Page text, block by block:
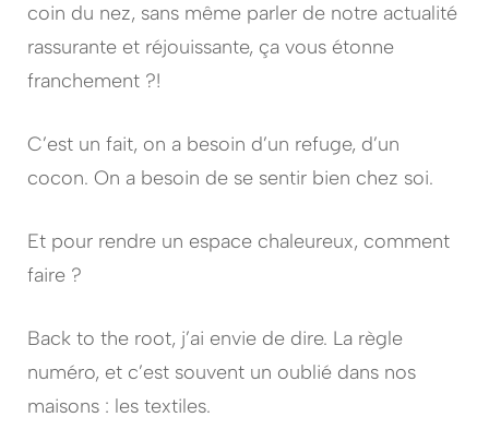
coin du nez, sans même parler de notre actualité
rassurante et réjouissante, ça vous étonne
franchement ?!
C’est un fait, on a besoin d’un refuge, d’un
cocon. On a besoin de se sentir bien chez soi.
Et pour rendre un espace chaleureux, comment
faire ?
Back to the root, j’ai envie de dire. La règle
numéro, et c’est souvent un oublié dans nos
maisons : les textiles.